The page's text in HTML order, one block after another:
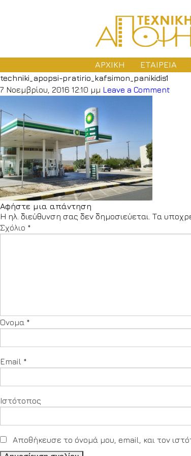
ΑΡΧΙΚΗ ΕΤΑΙΡΕΙΑ
techniki_apopsi-pratirio_kafsimon_panikidis1
7 Νοεμβρίου, 2016 12:10 μμ Leave a Comment
Αφήστε μια απάντηση
Η ηλ. διεύθυνση σας δεν δημοσιεύεται. Τα
Σχόλιο *
Όνομα *
Email *
Ιστότοπος
Αποθήκευσε το όνομά μου, email, και τον